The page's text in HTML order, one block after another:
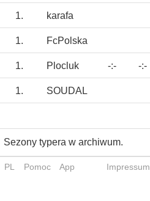
1. karafa
1. FcPolska
1. Plocluk -:- -:-
1. SOUDAL
Sezony typera w archiwum.
PL Pomoc App Impressum